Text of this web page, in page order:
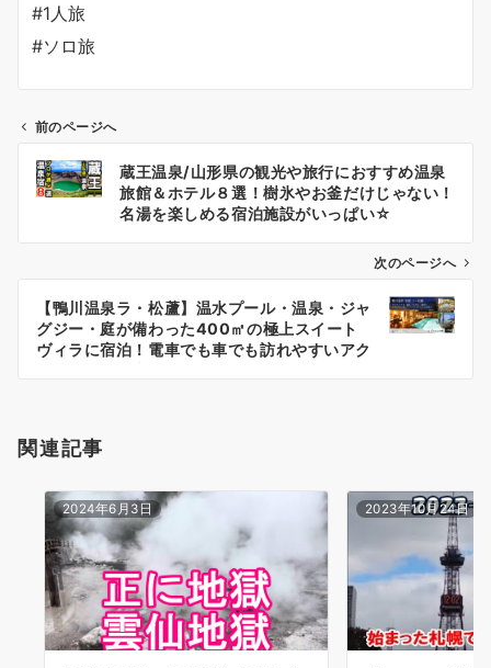
#1人旅
#ソロ旅
ビ
ン
前のページへ
蔵王温泉/山形県の観光や旅行におすすめ温泉
旅館＆ホテル８選！樹氷やお釜だけじゃない！
名湯を楽しめる宿泊施設がいっぱい☆
次のページへ
【鴨川温泉ラ・松蘆】温水プール・温泉・ジャ
グジー・庭が備わった400㎡の極上スイート
ヴィラに宿泊！電車でも車でも訪れやすいアク
関連記事
2024年6月3日 2023年10月24日